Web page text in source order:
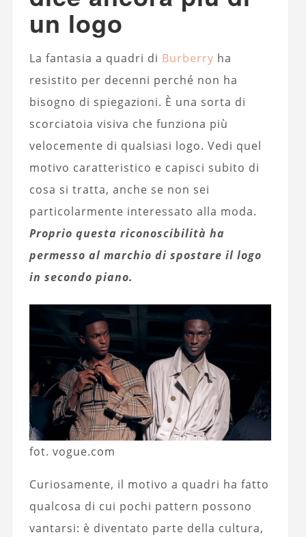
un logo
La fantasia a quadri di Burberry ha
resistito per decenni perché non ha
bisogno di spiegazioni. È una sorta di
scorciatoia visiva che funziona più
velocemente di qualsiasi logo. Vedi quel
motivo caratteristico e capisci subito di
cosa si tratta, anche se non sei
particolarmente interessato alla moda.
Proprio questa riconoscibilità ha
permesso al marchio di spostare il logo
in secondo piano.
fot. vogue.com
Curiosamente, il motivo a quadri ha fatto
qualcosa di cui pochi pattern possono
vantarsi: è diventato parte della cultura,